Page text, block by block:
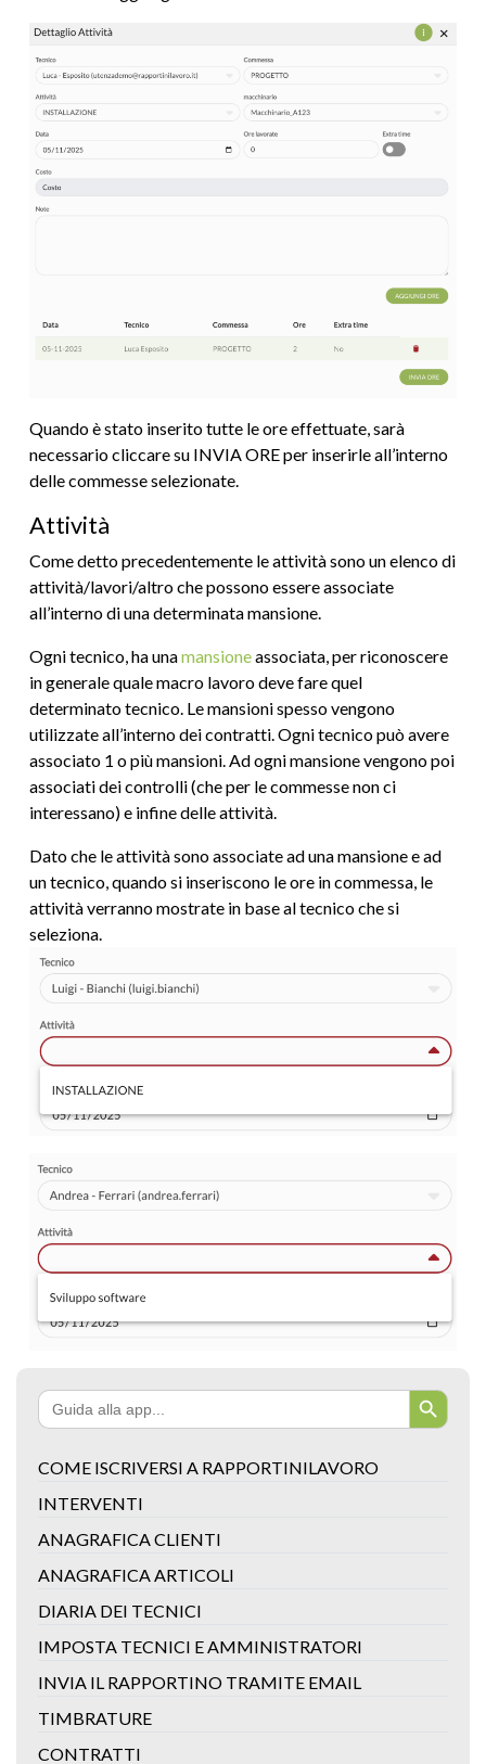
Quando è stato inserito tutte le ore effettuate, sarà
necessario cliccare su INVIA ORE per inserirle all’interno
delle commesse selezionate.
Attività
Come detto precedentemente le attività sono un elenco di
attività/lavori/altro che possono essere associate
all’interno di una determinata mansione.
Ogni tecnico, ha unamansioneassociata, per riconoscere
in generale quale macro lavoro deve fare quel
determinato tecnico. Le mansioni spesso vengono
utilizzate all’interno dei contratti. Ogni tecnico può avere
associato 1 o più mansioni. Ad ogni mansione vengono poi
associati dei controlli (che per le commesse non ci
interessano) e infine delle attività.
Dato che le attività sono associate ad una mansione e ad
un tecnico, quando si inseriscono le ore in commessa, le
attività verranno mostrate in base al tecnico che si
seleziona.
Search
for:
Search Button
COME ISCRIVERSI A RAPPORTINILAVORO
INTERVENTI
ANAGRAFICA CLIENTI
ANAGRAFICA ARTICOLI
DIARIA DEI TECNICI
IMPOSTA TECNICI E AMMINISTRATORI
INVIA IL RAPPORTINO TRAMITE EMAIL
TIMBRATURE
CONTRATTI